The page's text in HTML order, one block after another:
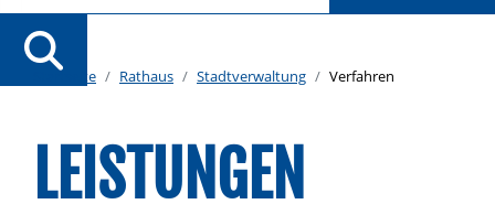
Startseite Rathaus Stadtverwaltung Verfahren
LEISTUNGEN